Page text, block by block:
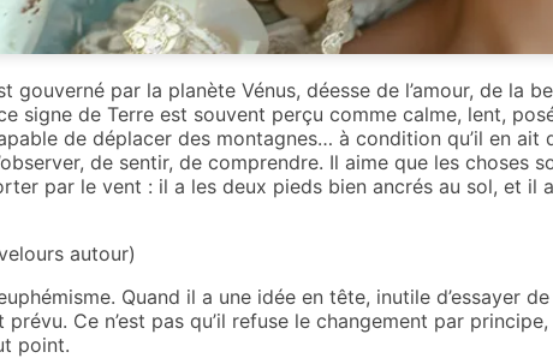
gouverné par la planète Vénus, déesse de l’amour, de la
signe de Terre est souvent perçu comme calme, lent,
de déplacer des montagnes… à condition qu’il en ait
de sentir, de comprendre. Il aime que les choses
par le vent : il a les deux pieds bien ancrés au sol, et il
autour)
Quand il a une idée en tête, inutile d’essayer
Ce n’est pas qu’il refuse le changement par
point.